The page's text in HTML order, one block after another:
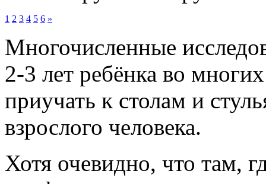
1 2 3 4 5 6 »
Многочисленные
2-3 лет ребёнка во
приучать к столам и
взрослого человека.
Хотя очевидно, что там,